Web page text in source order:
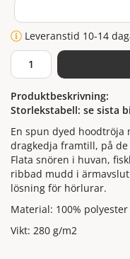
Leveranstid 10-14
Produktbeskrivning:
Storlekstabell: se sista
En spun dyed hoodtröja
dragkedja framtill, på
Flata snören i huvan,
ribbad mudd i
lösning för hörlurar.
Material: 100% polyester
Vikt: 280 g/m2